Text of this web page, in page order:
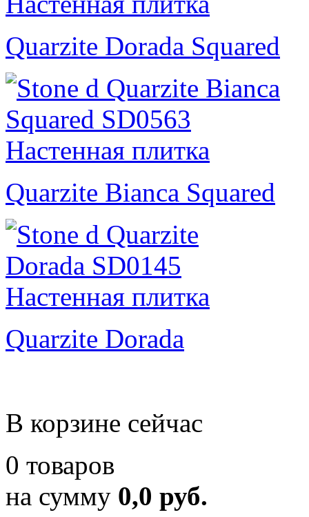
Quarzite Dorada Squared
Quarzite Bianca Squared
Quarzite Dorada
В корзине сейчас
0 товаров
на сумму 0,0 руб.